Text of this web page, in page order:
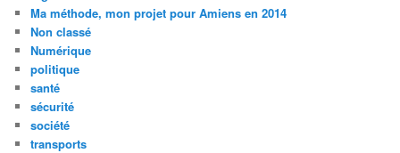
Ma méthode, mon projet pour Amiens en 2014
Non classé
Numérique
politique
santé
sécurité
société
transports